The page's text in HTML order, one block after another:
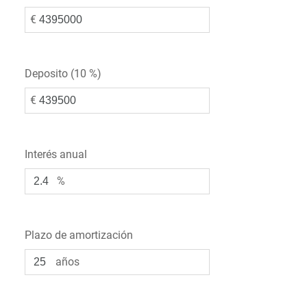
€
Deposito (10 %)
€
Interés anual
%
Plazo de amortización
años